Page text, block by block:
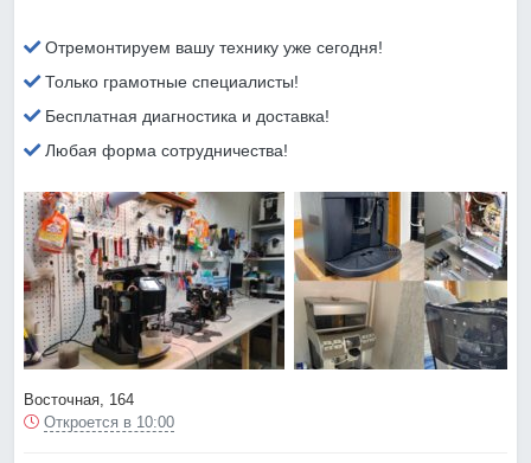
Отремонтируем вашу технику уже сегодня!
Только грамотные специалисты!
Бесплатная диагностика и доставка!
Любая форма сотрудничества!
Восточная, 164
Откроется в 10:00